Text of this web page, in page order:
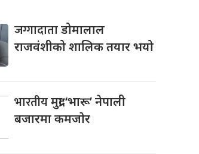
जग्गादाताडोमालाल
राजवंशीको शालिक तयार भयो
भारतीयमुद्रा ‘भारू’ नेपाली
बजारमा कमजाेर